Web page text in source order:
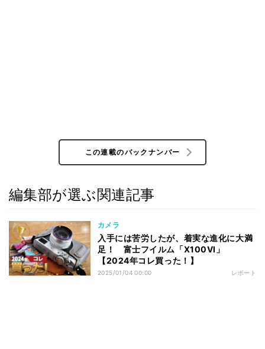
この連載のバックナンバー
編集部が選ぶ関連記事
カメラ
入手には苦労したが、着実な進化に大満
足！ 富士フイルム「X100VI」
【2024年コレ買った！】
2025/01/04 00:00 レポート